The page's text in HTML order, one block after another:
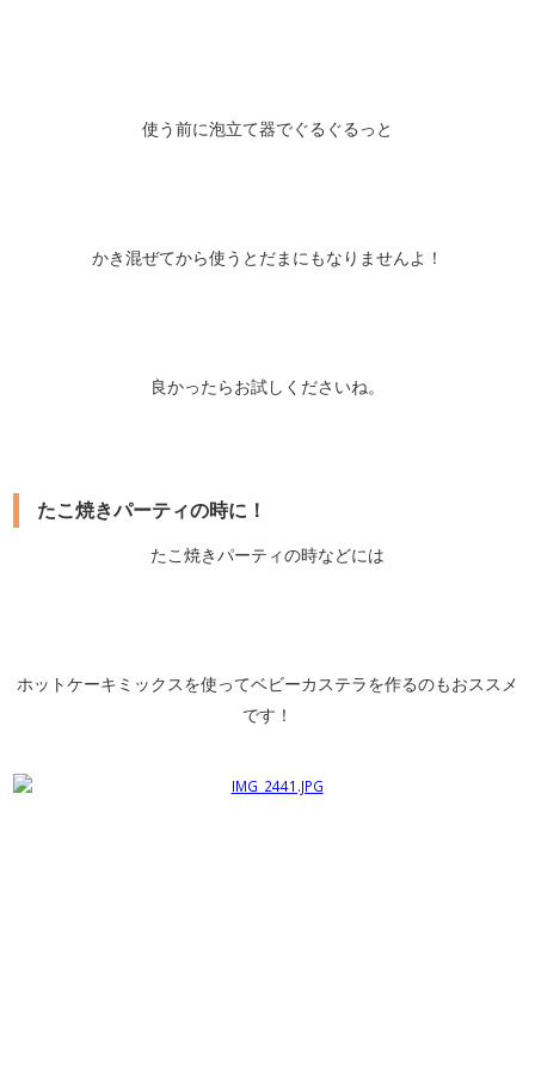
使う前に泡立て器でぐるぐるっと
かき混ぜてから使うとだまにもなりませんよ！
良かったらお試しくださいね。
たこ焼きパーティの時に！
たこ焼きパーティの時などには
ホットケーキミックスを使ってベビーカステラを作るのもおススメ
です！